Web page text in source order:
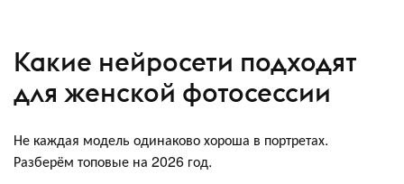
Какие нейросети подходят
для женской фотосессии
Не каждая модель одинаково хороша в портретах.
Разберём топовые на 2026 год.